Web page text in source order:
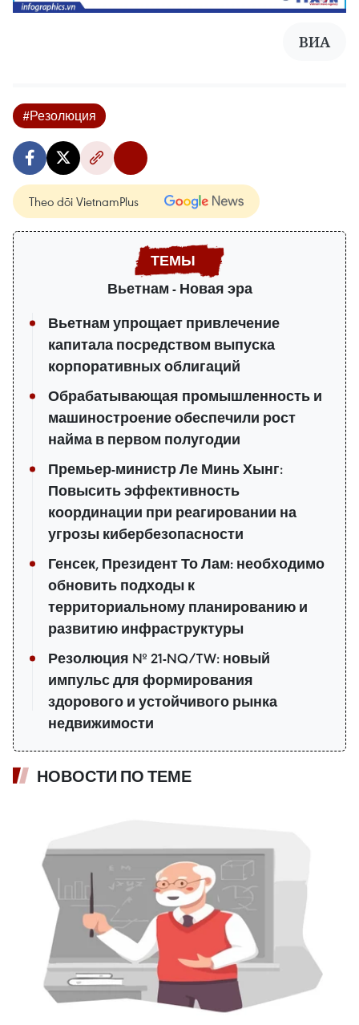
ВИА
#Резолюция
Theo dõi VietnamPlus
Вьетнам - Новая эра
Вьетнам упрощает привлечение
капитала посредством выпуска
корпоративных облигаций
Обрабатывающая промышленность и
машиностроение обеспечили рост
найма в первом полугодии
Премьер-министр Ле Минь Хынг:
Повысить эффективность
координации при реагировании на
угрозы кибербезопасности
Генсек, Президент То Лам: необходимо
обновить подходы к
территориальному планированию и
развитию инфраструктуры
Резолюция № 21-NQ/TW: новый
импульс для формирования
здорового и устойчивого рынка
недвижимости
НОВОСТИ ПО ТЕМЕ